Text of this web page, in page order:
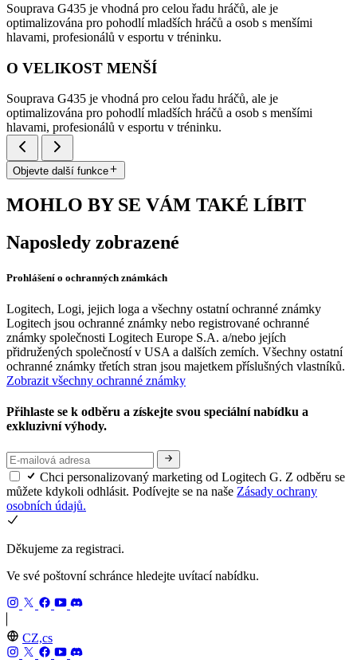
Souprava G435 je vhodná pro celou řadu hráčů, ale je
optimalizována pro pohodlí mladších hráčů a osob s menšími
hlavami, profesionálů v esportu v tréninku.
O VELIKOST MENŠÍ
Souprava G435 je vhodná pro celou řadu hráčů, ale je
optimalizována pro pohodlí mladších hráčů a osob s menšími
hlavami, profesionálů v esportu v tréninku.
Objevte další funkce
MOHLO BY SE VÁM TAKÉ LÍBIT
Naposledy zobrazené
Prohlášení o ochranných známkách
Logitech, Logi, jejich loga a všechny ostatní ochranné známky
Logitech jsou ochranné známky nebo registrované ochranné
známky společnosti Logitech Europe S.A. a/nebo jejích
přidružených společností v USA a dalších zemích. Všechny ostatní
ochranné známky třetích stran jsou majetkem příslušných vlastníků.
Zobrazit všechny ochranné známky
Přihlaste se k odběru a získejte svou speciální nabídku a
exkluzivní výhody.
Chci personalizovaný marketing od Logitech G. Z odběru se
můžete kdykoli odhlásit. Podívejte se na naše Zásady ochrany
osobních údajů.
Děkujeme za registraci.
Ve své poštovní schránce hledejte uvítací nabídku.
CZ,cs